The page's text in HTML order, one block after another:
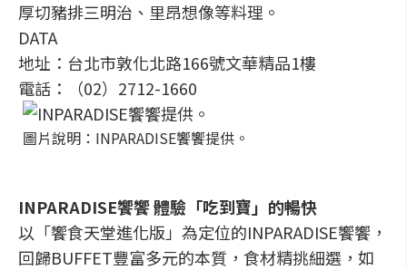
厚切豬排三明治、里昂想像等料理。
DATA
地址：台北市敦化北路166號文華精品1樓
電話：（02）2712-1660
圖片說明：INPARADISE饗饗提供。
INPARADISE饗饗 體驗「吃到寶」的暢快
以「饗食天堂進化版」為定位的INPARADISE饗饗，
回歸BUFFET豐富多元的本質，食材精挑細選，如